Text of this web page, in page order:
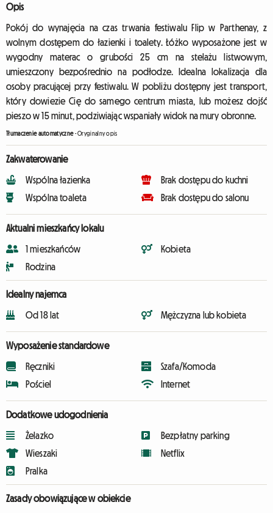
Opis
Pokój do wynajęcia na czas trwania festiwalu Flip w Parthenay, z
wolnym dostępem do łazienki i toalety. Łóżko wyposażone jest w
wygodny materac o grubości 25 cm na stelażu listwowym,
umieszczony bezpośrednio na podłodze. Idealna lokalizacja dla
osoby pracującej przy festiwalu. W pobliżu dostępny jest transport,
który dowiezie Cię do samego centrum miasta, lub możesz dojść
pieszo w 15 minut, podziwiając wspaniały widok na mury obronne.
Tłumaczenie automatyczne-Oryginalny opis
Zakwaterowanie
Wspólna łazienka
Wspólna toaleta
Brak dostępu do kuchni
Brak dostępu do salonu
Aktualni mieszkańcy lokalu
1 mieszkańców
Rodzina
Kobieta
Idealny najemca
Od 18 lat Mężczyzna lub kobieta
Wyposażenie standardowe
Ręczniki
Pościel
Szafa/Komoda
Internet
Dodatkowe udogodnienia
Żelazko
Wieszaki
Pralka
Bezpłatny parking
Netflix
Zasady obowiązujące w obiekcie